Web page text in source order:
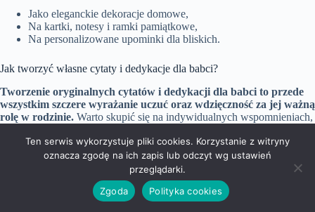
Jako eleganckie dekoracje domowe,
Na kartki, notesy i ramki pamiątkowe,
Na personalizowane upominki dla bliskich.
Jak tworzyć własne cytaty i dedykacje dla babci?
Tworzenie oryginalnych cytatów i dedykacji dla babci to przede
wszystkim szczere wyrażanie uczuć oraz wdzięczność za jej ważną
rolę w rodzinie. Warto skupić się na indywidualnych wspomnieniach,
nieustannym wsparciu.
Dobrym pomysłem jest rozpoczęcie od przywołania wspólnych
Ten serwis wykorzystuje pliki cookies. Korzystanie z witryny
oznacza zgodę na ich zapis lub odczyt wg ustawień
przeglądarki.
Zgoda
Polityka cookies